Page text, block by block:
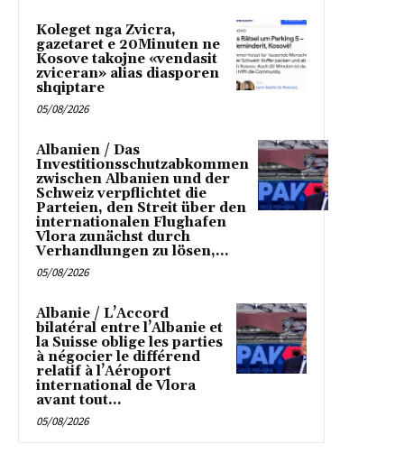
Koleget nga Zvicra,
gazetaret e 20Minuten ne
Kosove takojne «vendasit
zviceran» alias diasporen
shqiptare
05/08/2026
Albanien / Das
Investitionsschutzabkommen
zwischen Albanien und der
Schweiz verpflichtet die
Parteien, den Streit über den
internationalen Flughafen
Vlora zunächst durch
Verhandlungen zu lösen,...
05/08/2026
Albanie / L’Accord
bilatéral entre l’Albanie et
la Suisse oblige les parties
à négocier le différend
relatif à l’Aéroport
international de Vlora
avant tout...
05/08/2026